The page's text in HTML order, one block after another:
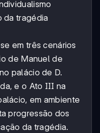
da tragédia
em três cenários
de Manuel de
palácio de D.
e o Ato III na
em ambiente
progressão dos
da tragédia.